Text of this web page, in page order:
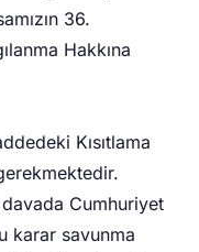
36.
Hakkına
Kısıtlama
davada Cumhuriyet
karar savunma